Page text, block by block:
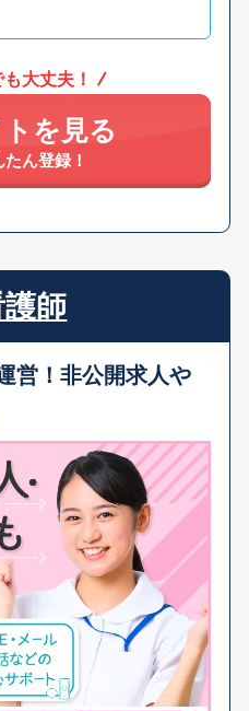
大丈夫！
を見る
ん登録！
師
営！非公開求人や